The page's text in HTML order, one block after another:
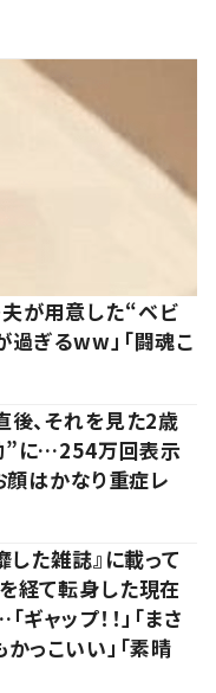
が用意した“ベビ
ぎるww」「闘魂こ
後、それを見た2歳
”に…254万回表示
顔はかなり重症レ
た雑誌』に載って
経て転身した現在
ャップ！！」「まさ
っこいい」「素晴